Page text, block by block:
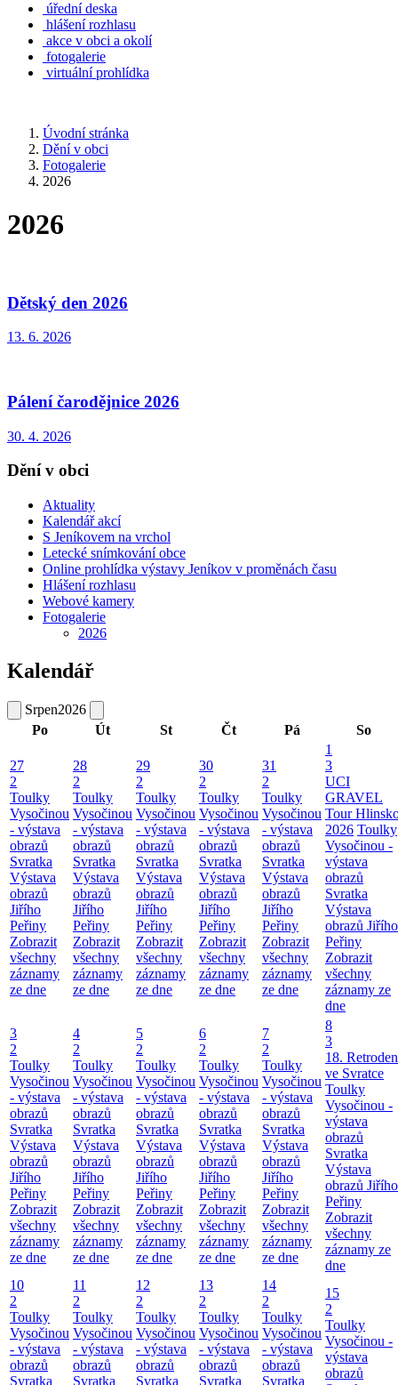
úřední deska
hlášení rozhlasu
akce v obci a okolí
fotogalerie
virtuální prohlídka
Úvodní stránka
Dění v obci
Fotogalerie
2026
2026
Dětský den 2026
13. 6. 2026
Pálení čarodějnice 2026
30. 4. 2026
Dění v obci
Aktuality
Kalendář akcí
S Jeníkovem na vrchol
Letecké snímkování obce
Online prohlídka výstavy Jeníkov v proměnách času
Hlášení rozhlasu
Webové kamery
Fotogalerie
2026
Kalendář
Srpen2026
Po
Út St Čt Pá So
27
2
Toulky
Vysočinou
- výstava
obrazů
Svratka
Výstava
obrazů
Jiřího
Peřiny
Zobrazit
všechny
záznamy
ze dne
28
2
Toulky
Vysočinou
- výstava
obrazů
Svratka
Výstava
obrazů
Jiřího
Peřiny
Zobrazit
všechny
záznamy
ze dne
29
2
Toulky
Vysočinou
- výstava
obrazů
Svratka
Výstava
obrazů
Jiřího
Peřiny
Zobrazit
všechny
záznamy
ze dne
30
2
Toulky
Vysočinou
- výstava
obrazů
Svratka
Výstava
obrazů
Jiřího
Peřiny
Zobrazit
všechny
záznamy
ze dne
31
2
Toulky
Vysočinou
- výstava
obrazů
Svratka
Výstava
obrazů
Jiřího
Peřiny
Zobrazit
všechny
záznamy
ze dne
1
3
UCI
GRAVEL
Tour
2026 Toulky
Vysočinou -
výstava
obrazů
Svratka
Výstava
obrazů Jiřího
Peřiny
Zobrazit
všechny
záznamy ze
dne
3
2
Toulky
Vysočinou
- výstava
obrazů
Svratka
Výstava
obrazů
Jiřího
Peřiny
Zobrazit
všechny
záznamy
ze dne
4
2
Toulky
Vysočinou
- výstava
obrazů
Svratka
Výstava
obrazů
Jiřího
Peřiny
Zobrazit
všechny
záznamy
ze dne
5
2
Toulky
Vysočinou
- výstava
obrazů
Svratka
Výstava
obrazů
Jiřího
Peřiny
Zobrazit
všechny
záznamy
ze dne
6
2
Toulky
Vysočinou
- výstava
obrazů
Svratka
Výstava
obrazů
Jiřího
Peřiny
Zobrazit
všechny
záznamy
ze dne
7
2
Toulky
Vysočinou
- výstava
obrazů
Svratka
Výstava
obrazů
Jiřího
Peřiny
Zobrazit
všechny
záznamy
ze dne
8
3
18. Retroden
ve Svratce
Toulky
Vysočinou -
výstava
obrazů
Svratka
Výstava
obrazů Jiřího
Peřiny
Zobrazit
všechny
záznamy ze
dne
10
2
Toulky
Vysočinou
- výstava
obrazů
Svratka
11
2
Toulky
Vysočinou
- výstava
obrazů
Svratka
12
2
Toulky
Vysočinou
- výstava
obrazů
Svratka
13
2
Toulky
Vysočinou
- výstava
obrazů
Svratka
14
2
Toulky
Vysočinou
- výstava
obrazů
Svratka
15
2
Toulky
Vysočinou -
výstava
obrazů